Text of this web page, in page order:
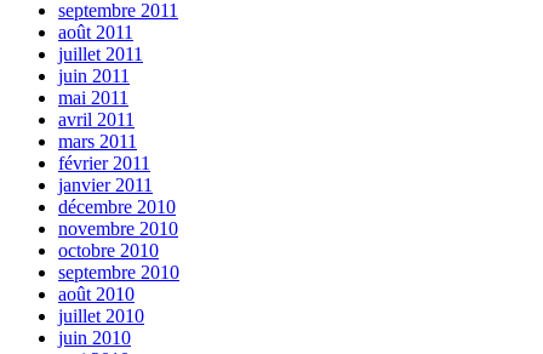
septembre 2011
août 2011
juillet 2011
juin 2011
mai 2011
avril 2011
mars 2011
février 2011
janvier 2011
décembre 2010
novembre 2010
octobre 2010
septembre 2010
août 2010
juillet 2010
juin 2010